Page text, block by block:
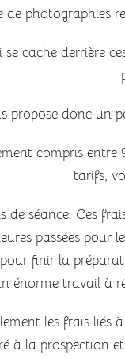
de photographies
se cache derrière
propose donc un
compris
tarifs,
de séance. Ces
passées
finir la
énorme travail à
les frais
à la prospection